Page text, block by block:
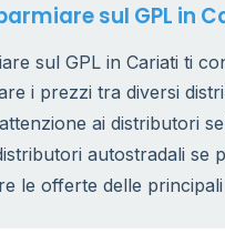
sul GPL in
sul GPL in Cariati ti
i prezzi tra diversi
ai distributori
autostradali se
le offerte delle